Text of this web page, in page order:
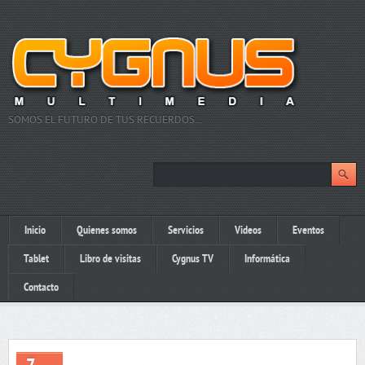
SOMOS EL FUTURO DE TUS RECUERDOS…
Inicio Quienes somos Servicios Videos Eventos
Tablet Libro de visitas Cygnus TV Informática
Contacto